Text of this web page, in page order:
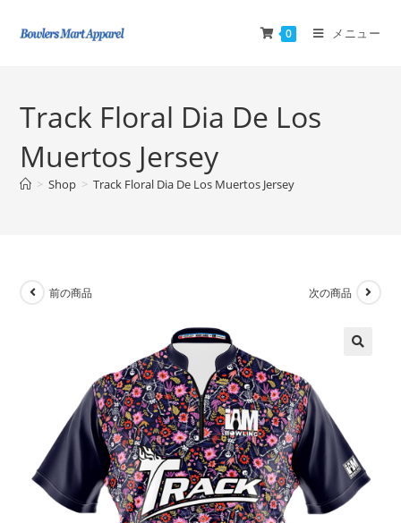
0 メニュー
Track Floral Dia De Los
Muertos Jersey
> Shop > Track Floral Dia De Los Muertos Jersey
前の商品 次の商品